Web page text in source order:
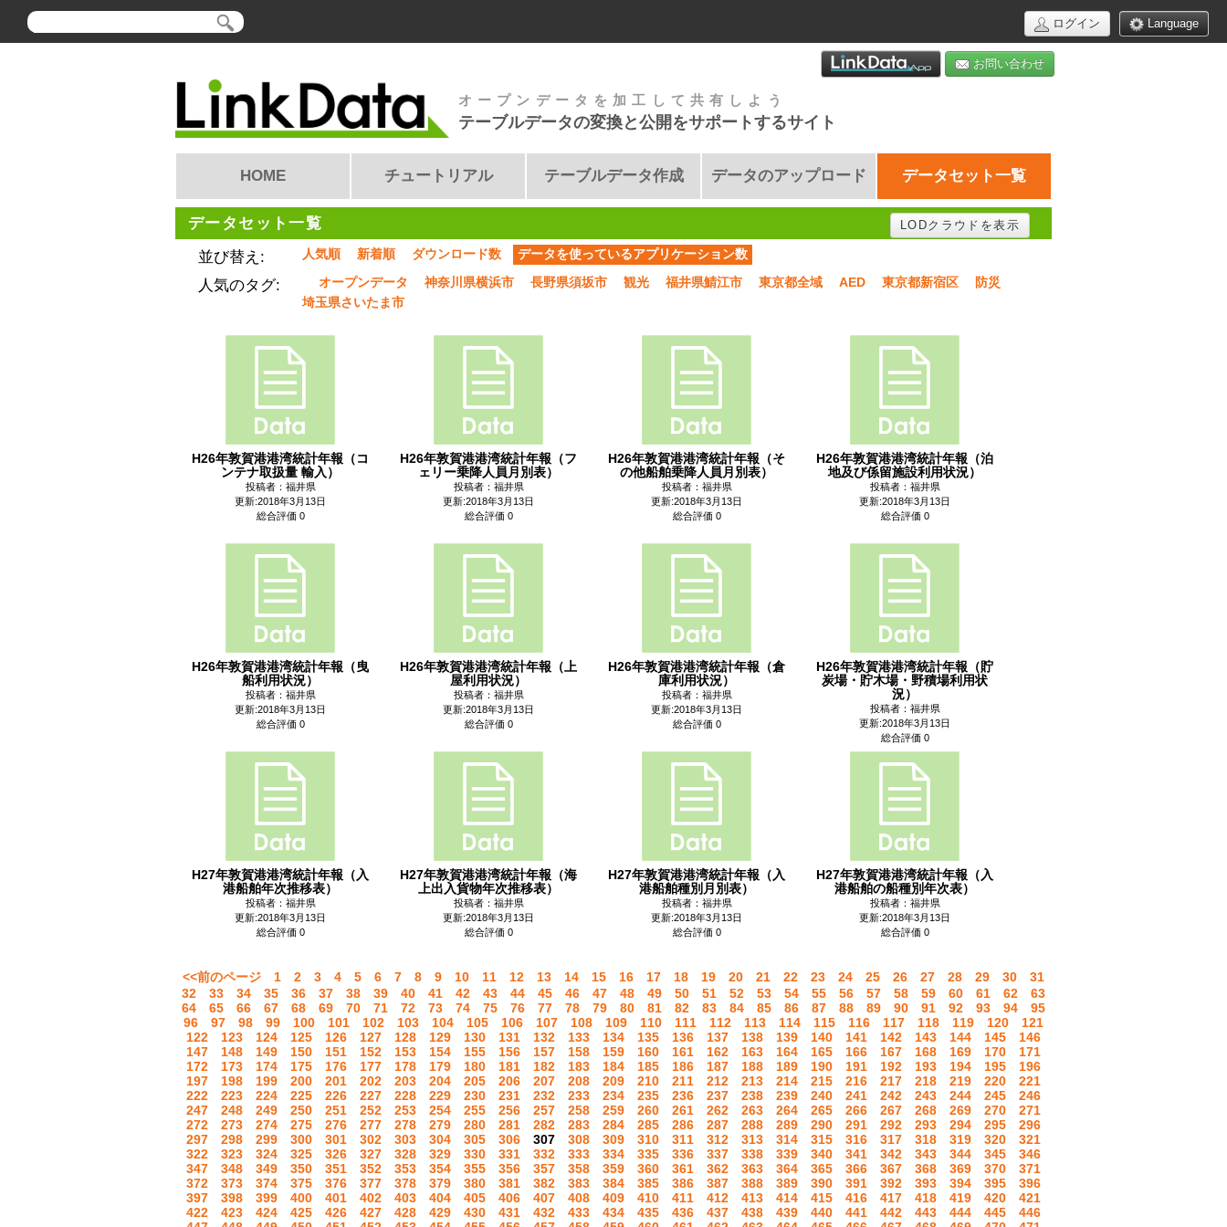
Language
ログイン
お問い合わせ
オープンデータを加工して共有しよう
テーブルデータの変換と公開をサポートするサイト
HOME チュートリアル テーブルデータ作成 データのアップロード データセット一覧
データセット一覧 LODクラウドを表示
並び替え: 人気順 新着順 ダウンロード数 データを使っているアプリケーション数
人気のタグ: オープンデータ 神奈川県横浜市 長野県須坂市 観光 福井県鯖江市 東京都全域 AED 東京都新宿区
防災
埼玉県さいたま市
H26年敦賀港港湾統計年報（コ
ンテナ取扱量 輸入）
投稿者：福井県
更新:2018年3月13日
総合評価 0
H26年敦賀港港湾統計年報（フ
ェリー乗降人員月別表）
投稿者：福井県
更新:2018年3月13日
総合評価 0
H26年敦賀港港湾統計年報（そ
の他船舶乗降人員月別表）
投稿者：福井県
更新:2018年3月13日
総合評価 0
H26年敦賀港港湾統計年報（泊
地及び係留施設利用状況）
投稿者：福井県
更新:2018年3月13日
総合評価 0
H26年敦賀港港湾統計年報（曳
船利用状況）
投稿者：福井県
更新:2018年3月13日
総合評価 0
H26年敦賀港港湾統計年報（上
屋利用状況）
投稿者：福井県
更新:2018年3月13日
総合評価 0
H26年敦賀港港湾統計年報（倉
庫利用状況）
投稿者：福井県
更新:2018年3月13日
総合評価 0
H26年敦賀港港湾統計年報（貯
炭場・貯木場・野積場利用状
況）
投稿者：福井県
更新:2018年3月13日
総合評価 0
H27年敦賀港港湾統計年報（入
港船舶年次推移表）
投稿者：福井県
更新:2018年3月13日
総合評価 0
H27年敦賀港港湾統計年報（海
上出入貨物年次推移表）
投稿者：福井県
更新:2018年3月13日
総合評価 0
H27年敦賀港港湾統計年報（入
港船舶種別月別表）
投稿者：福井県
更新:2018年3月13日
総合評価 0
H27年敦賀港港湾統計年報（入
港船舶の船種別年次表）
投稿者：福井県
更新:2018年3月13日
総合評価 0
<<前のページ 1 2 3 4 5 6 7 8 9 10 11 12 13 14 15 16 17 18 19 20 21 22 23 24 25 26 27 28 29 30
31
32
33 34 35 36 37 38 39 40 41 42 43 44 45 46 47 48 49 50 51 52 53 54 55 56 57 58 59 60 61 62
63
64
65 66 67 68 69 70 71 72 73 74 75 76 77 78 79 80 81 82 83 84 85 86 87 88 89 90 91 92 93 94
95
96
97 98 99 100 101 102 103 104 105 106 107 108 109 110 111 112 113 114 115 116 117 118 119 120
121
122
123 124 125 126 127 128 129 130 131 132 133 134 135 136 137 138 139 140 141 142 143 144 145
146
147
148 149 150 151 152 153 154 155 156 157 158 159 160 161 162 163 164 165 166 167 168 169 170
171
172
173 174 175 176 177 178 179 180 181 182 183 184 185 186 187 188 189 190 191 192 193 194 195
196
197
198 199 200 201 202 203 204 205 206 207 208 209 210 211 212 213 214 215 216 217 218 219 220
221
222
223 224 225 226 227 228 229 230 231 232 233 234 235 236 237 238 239 240 241 242 243 244 245
246
247
248 249 250 251 252 253 254 255 256 257 258 259 260 261 262 263 264 265 266 267 268 269 270
271
272
273 274 275 276 277 278 279 280 281 282 283 284 285 286 287 288 289 290 291 292 293 294 295
296
297
298 299 300 301 302 303 304 305 306 307 308 309 310 311 312 313 314 315 316 317 318 319 320
321
322
323 324 325 326 327 328 329 330 331 332 333 334 335 336 337 338 339 340 341 342 343 344 345
346
347
348 349 350 351 352 353 354 355 356 357 358 359 360 361 362 363 364 365 366 367 368 369 370
371
372
373 374 375 376 377 378 379 380 381 382 383 384 385 386 387 388 389 390 391 392 393 394 395
396
397
398 399 400 401 402 403 404 405 406 407 408 409 410 411 412 413 414 415 416 417 418 419 420
421
422
423 424 425 426 427 428 429 430 431 432 433 434 435 436 437 438 439 440 441 442 443 444 445
446